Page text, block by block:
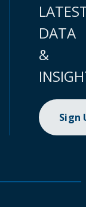
DATA
&
Sign